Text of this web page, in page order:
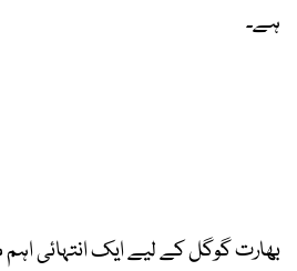
ہے۔
بھارت گوگل کے لیے ایک انتہائی